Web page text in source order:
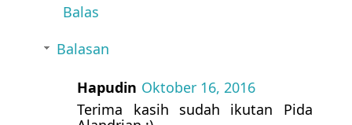
Balas
Balasan
Hapudin Oktober 16, 2016
Terima kasih sudah ikutan Pida